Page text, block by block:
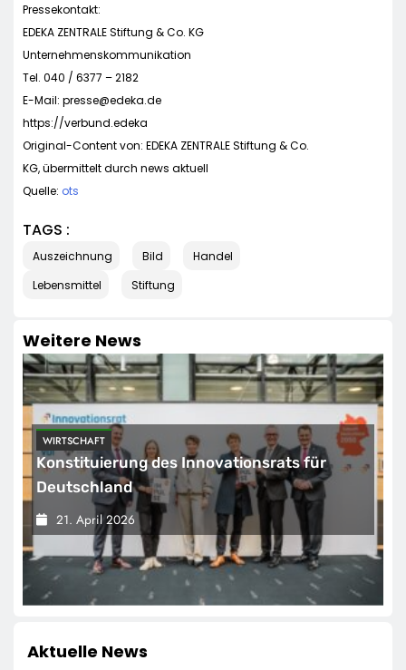
Pressekontakt:
EDEKA ZENTRALE Stiftung & Co. KG
Unternehmenskommunikation
Tel. 040 / 6377 – 2182
E-Mail: presse@edeka.de
https://verbund.edeka
Original-Content von: EDEKA ZENTRALE Stiftung & Co.
KG, übermittelt durch news aktuell
Quelle: ots
TAGS :
Auszeichnung Bild
Handel
Lebensmittel
Stiftung
Weitere News
WIRTSCHAFT
Konstituierung des Innovationsrats für
Deutschland
21. April 2026
Aktuelle News